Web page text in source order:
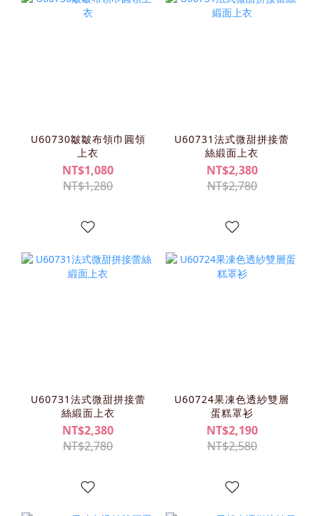
U60730皺皺布領巾圓領
上衣
NT$1,080
NT$1,280
U60731法式微甜拼接蕾
絲緞面上衣
NT$2,380
NT$2,780
U60731法式微甜拼接蕾
絲緞面上衣
NT$2,380
NT$2,780
U60724果凍色透紗雙層
蛋糕罩衫
NT$2,190
NT$2,580